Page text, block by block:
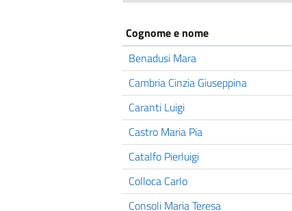
Cognome e nome
Benadusi Mara
Cambria Cinzia Giuseppina
Caranti Luigi
Castro Maria Pia
Catalfo Pierluigi
Colloca Carlo
Consoli Maria Teresa